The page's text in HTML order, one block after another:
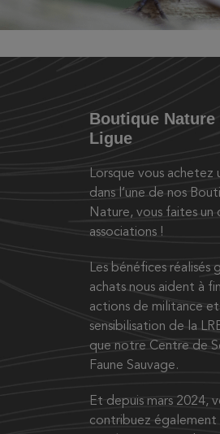
Boutique Nature
Ligue
Lorsque vous achetez
dans l’une de nos
Nature, vous faites un
associations !
Les bénéfices réalisés
achats nous aident à
actions de militance
sensibilisation de la
que notre Centre de
Faune Sauvage.
Et depuis mars 2024,
contribuez également